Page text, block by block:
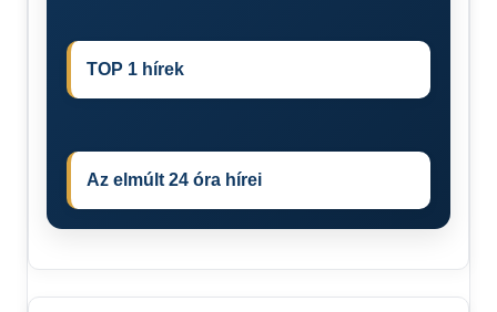
TOP 1 hírek
Az elmúlt 24 óra hírei